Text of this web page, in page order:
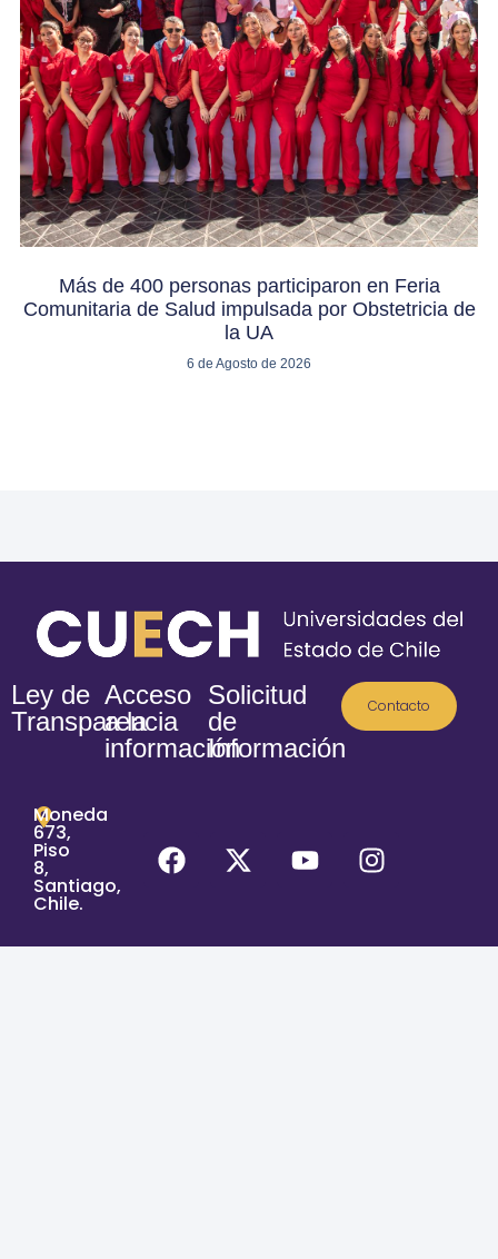
Más de 400 personas participaron en Feria
Comunitaria de Salud impulsada por Obstetricia de
la UA
6 de Agosto de 2026
Ley de
Transparencia
Acceso
a la
información
Solicitud
de
Información
Contacto
Moneda
673,
Piso
8,
Santiago,
Chile.